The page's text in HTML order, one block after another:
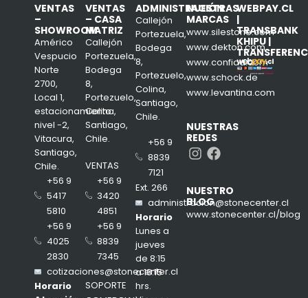
VENTAS
–
SHOWROOM
Américo
Vespucio
Norte
2700,
Local 1,
estacionamiento
nivel -2,
Vitacura,
Santiago,
Chile.
+56 9
5417
5810
+56 9
4025
2830
cotizaciones@stonecenter.cl
Horario
VENTAS
– CASA
MATRIZ
Callejón
Portezuela,
Bodega
8,
Portezuelo,
Colina,
Santiago,
Chile.
VENTAS
+56 9
3420
4851
+56 9
8839
7345
SOPORTE
ADMINISTRACIÓN
Callejón
Portezuela,
Bodega
8,
Portezuelo,
Colina,
Santiago,
Chile.
+56 9
8839
7121
Ext. 266
administracion@stonecenter.cl
Horario
Lunes a
jueves
de 8:15
a 18:15
hrs.
NUESTRAS
MARCAS
www.silestone.com
www.dekton.com
www.confiad.com
www.schock.de
www.levantina.com
NUESTRAS
REDES
Instagram
Facebook
NUESTRO
BLOG
www.stonecenter.cl/blog
WEBPAY.CL
|
TRANSBANK
KHIPU |